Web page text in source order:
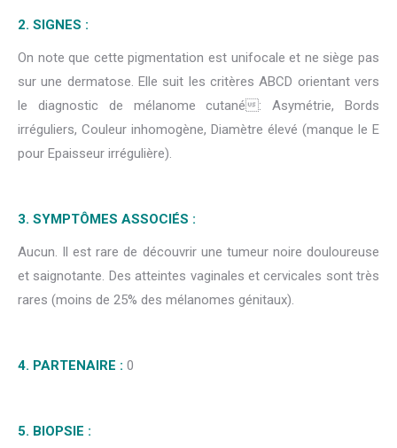
2. SIGNES :
On note que cette pigmentation est unifocale et ne siège pas
sur une dermatose. Elle suit les critères ABCD orientant vers
le diagnostic de mélanome cutané: Asymétrie, Bords
irréguliers, Couleur inhomogène, Diamètre élevé (manque le E
pour Epaisseur irrégulière).
3. SYMPTÔMES ASSOCIÉS :
Aucun. Il est rare de découvrir une tumeur noire douloureuse
et saignotante. Des atteintes vaginales et cervicales sont très
rares (moins de 25% des mélanomes génitaux).
4. PARTENAIRE : 0
5. BIOPSIE :